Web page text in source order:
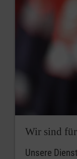
Wir sind
Unsere